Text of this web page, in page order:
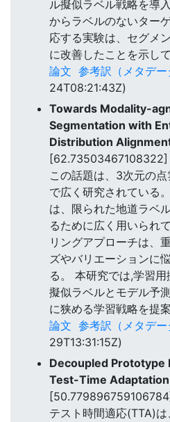
ル擬似ラベル戦略を導
からラベルのないター
応する実験は、セグメ
に改善したことを示して
論文 参考訳（メタデー
24T08:21:43Z)
Towards Modality-
Segmentation with
Distribution
[62.73503467108322]
この話題は、3次元の
で広く研究されている
は、限られた地道ラベ
るために広く用いられ
リングアプローチは、
ズやバリエーションに
る。 本研究では,学習
擬似ラベルとモデル予
に狭める学習戦略を提案
論文 参考訳（メタデー
29T13:31:15Z)
Decoupled Prototype
Test-Time Adaptation
テスト時間適応(TTA)